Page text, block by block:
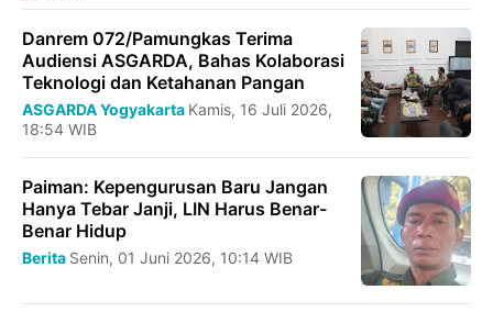
Danrem 072/Pamungkas Terima
Audiensi ASGARDA, Bahas Kolaborasi
Teknologi dan Ketahanan Pangan
ASGARDAYogyakarta Kamis, 16 Juli 2026,
18:54 WIB
Paiman: Kepengurusan Baru Jangan
Hanya Tebar Janji, LIN Harus Benar-
Benar Hidup
Berita Senin, 01 Juni 2026, 10:14 WIB